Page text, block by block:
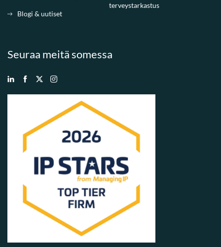
Blogi & uutiset
terveystarkastus
Seuraa meitä somessa